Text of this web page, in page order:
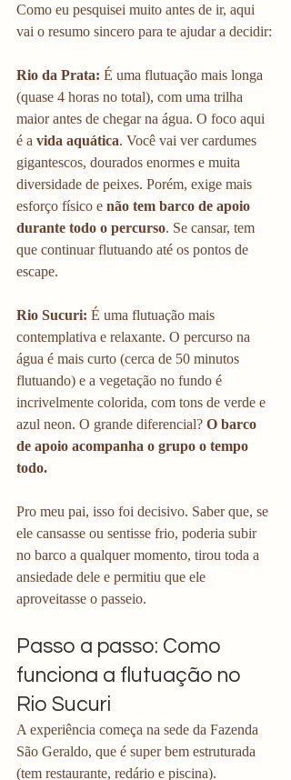
Como eu pesquisei muito antes de ir, aqui
vai o resumo sincero para te ajudar a decidir:
Rio da Prata: É uma flutuação mais longa
(quase 4 horas no total), com uma trilha
maior antes de chegar na água. O foco aqui
é a vida aquática. Você vai ver cardumes
gigantescos, dourados enormes e muita
diversidade de peixes. Porém, exige mais
esforço físico e não tem barco de apoio
durante todo o percurso. Se cansar, tem
que continuar flutuando até os pontos de
escape.
Rio Sucuri: É uma flutuação mais
contemplativa e relaxante. O percurso na
água é mais curto (cerca de 50 minutos
flutuando) e a vegetação no fundo é
incrivelmente colorida, com tons de verde e
azul neon. O grande diferencial? O barco
de apoio acompanha o grupo o tempo
todo.
Pro meu pai, isso foi decisivo. Saber que, se
ele cansasse ou sentisse frio, poderia subir
no barco a qualquer momento, tirou toda a
ansiedade dele e permitiu que ele
aproveitasse o passeio.
Passo a passo: Como
funciona a flutuação no
Rio Sucuri
A experiência começa na sede da Fazenda
São Geraldo, que é super bem estruturada
(tem restaurante, redário e piscina).